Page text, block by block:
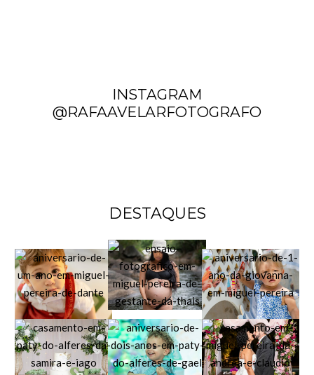
INSTAGRAM
@RAFAAVELARFOTOGRAFO
DESTAQUES